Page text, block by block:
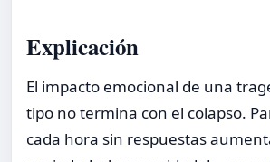
Explicación
El impacto emocional de una
tipo no termina con el colapso.
cada hora sin respuestas